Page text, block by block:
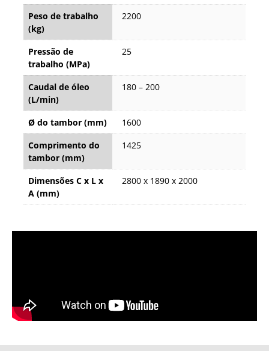
Peso de trabalho
(kg)
2200
Pressão de
trabalho (MPa)
25
Caudal de óleo
(L/min)
180 – 200
Ø do tambor (mm)
1600
Comprimento do
tambor (mm)
1425
Dimensões C x L x
A (mm)
2800 x 1890 x 2000